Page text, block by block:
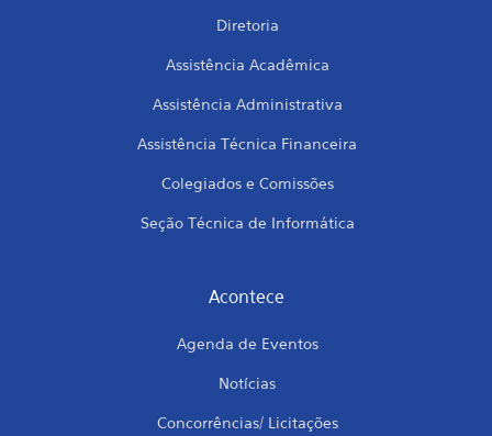
Diretoria
Assistência Acadêmica
Assistência Administrativa
Assistência Técnica Financeira
Colegiados e Comissões
Seção Técnica de Informática
Acontece
Agenda de Eventos
Notícias
Concorrências/ Licitações